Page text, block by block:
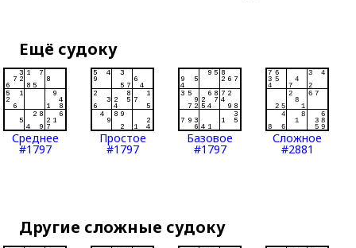
Ещё судоку
Среднее
#1797
Простое
#1797
Базовое
#1797
Сложное
#2881
Другие сложные судоку